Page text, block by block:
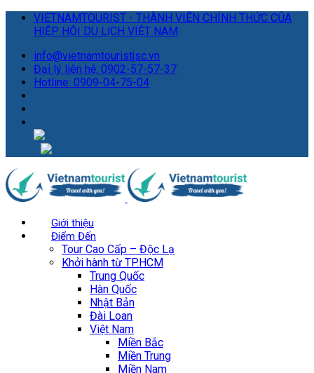
VIETNAMTOURIST - THÀNH VIÊN CHÍNH THỨC CỦA
HIỆP HỘI DU LỊCH VIỆT NAM
info@vietnamtouristjsc.vn
Đại lý liên hệ: 0902-57-57-37
Hotline: 0909-04-75-04
Giới thiệu
Điểm Đến
Tour Cao Cấp – Độc Lạ
Khởi hành từ TP.HCM
Trung Quốc
Hàn Quốc
Nhật Bản
Đài Loan
Việt Nam
Miền Bắc
Miền Trung
Miền Nam